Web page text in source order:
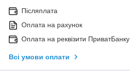
Післяплата
Оплата на рахунок
Оплата на реквізити ПриватБанку
Всі умови оплати